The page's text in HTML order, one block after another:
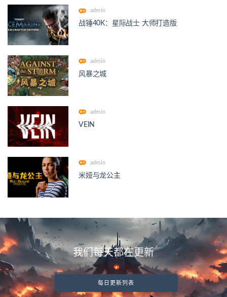
admin
战锤40K：星际战士 大师打造版
admin
风暴之城
admin
VEIN
admin
米娅与龙公主
我们每天都在更新
每日更新列表